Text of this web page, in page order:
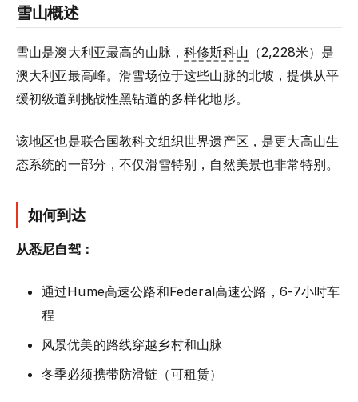
雪山概述
雪山是澳大利亚最高的山脉，科修斯科山 （2,228米）是
澳大利亚最高峰。滑雪场位于这些山脉的北坡，提供从平
缓初级道到挑战性黑钻道的多样化地形。
该地区也是联合国教科文组织世界遗产区，是更大高山生
态系统的一部分，不仅滑雪特别，自然美景也非常特别。
如何到达
从悉尼自驾：
通过Hume高速公路和Federal高速公路，6-7小时车
程
风景优美的路线穿越乡村和山脉
冬季必须携带防滑链（可租赁）